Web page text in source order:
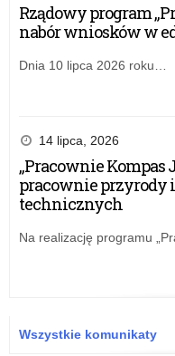
Rządowy program
nabór wniosków w
Dnia 10 lipca 2026 roku…
14 lipca, 2026
„Pracownie Kompas
pracownie przyrody
technicznych
Na realizację programu
Wszystkie komunikaty